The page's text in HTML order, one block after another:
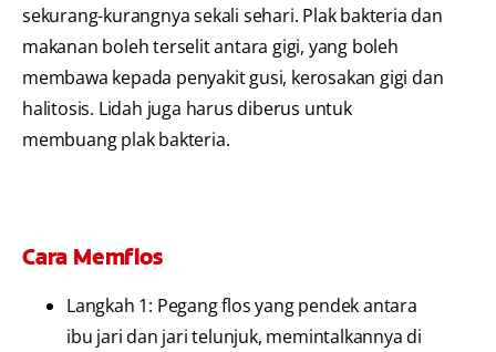
sekurang-kurangnya sekali sehari. Plak bakteria dan
makanan boleh terselit antara gigi, yang boleh
membawa kepada penyakit gusi, kerosakan gigi dan
halitosis. Lidah juga harus diberus untuk
membuang plak bakteria.
Cara Memflos
Langkah 1: Pegang flos yang pendek antara
ibu jari dan jari telunjuk, memintalkannya di